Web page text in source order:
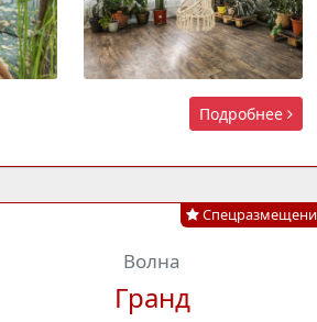
Подробнее
Волна
Гранд